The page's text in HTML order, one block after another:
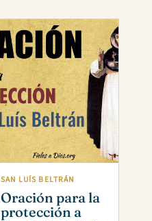
SAN LUÍS BELTRÁN
Oración para la
protección a